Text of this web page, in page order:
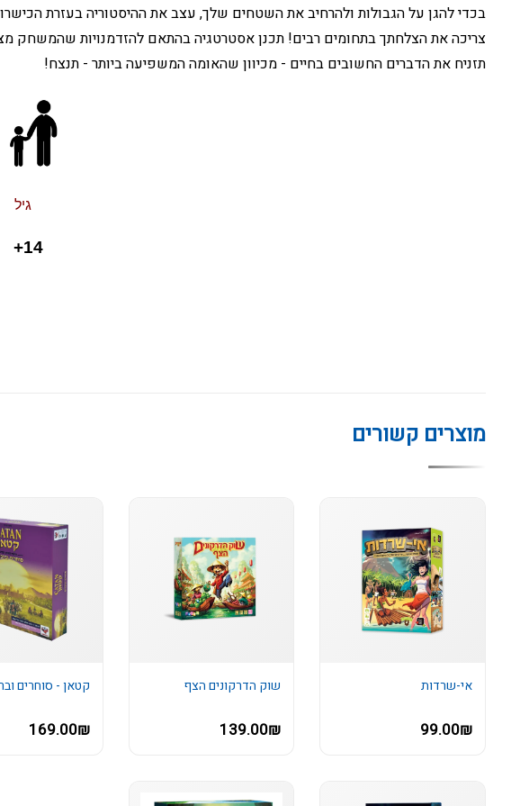
בכדי להגן על הגבולות ולהרחיב את השטחים שלך, עצב את ההיסטוריה בעזרת
צריכה את הצלחתך בתחומים רבים! תכנן אסטרטגיה בהתאם להזדמנויות שהמשחק
תזניח את הדברים החשובים בחיים - מכיוון שהאומה המשפיעה ביותר - תנצח!
מוצרים קשורים
אי-שרדות
99.00₪
שוק הדרקונים הצף
139.00₪
קטאן - סוחרים
169.00₪